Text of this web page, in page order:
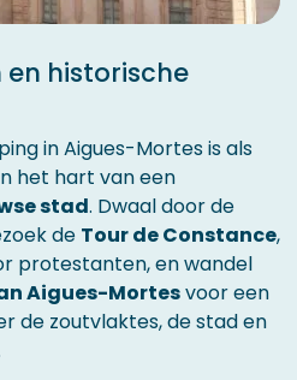
historische
in Aigues-Mortes is als
het hart van een
stad. Dwaal door de
de Tour de Constance,
protestanten, en wandel
Aigues-Mortesvoor een
de zoutvlaktes, de stad en